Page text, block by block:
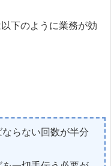
下のように業務が効
らない回数が半分